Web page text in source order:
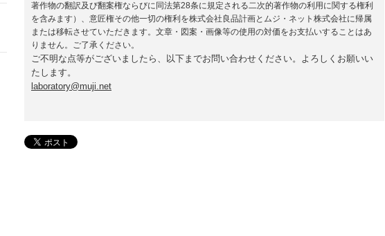
著作物の翻訳及び翻案権ならびに同法第28条に規定される二次的著作物の利用に関する権利
を含みます）、意匠権その他一切の権利を株式会社良品計画とムジ・ネット株式会社に帰属
または移転させていただきます。文章・図案・画像等の使用の対価をお支払いすることはあ
りません。ご了承ください。
ご不明な点等がございましたら、以下までお問い合わせください。よろしくお願いい
たします。
laboratory@muji.net